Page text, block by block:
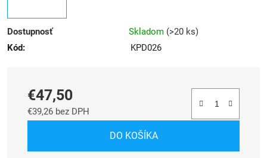
Dostupnosť Skladom (>20 ks)
Kód:
KPD026
€47,50
€39,26 bez DPH
DO KOŠÍKA